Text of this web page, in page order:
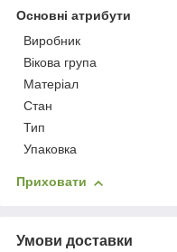
Основні атрибути
Виробник
Вікова група
Матеріал
Стан
Тип
Упаковка
Приховати
Умови доставки